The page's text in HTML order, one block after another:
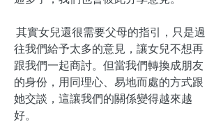
其實女兒還很需要父母的指引，只是過
往我們給予太多的意見，讓女兒不想再
跟我們一起商討。但當我們轉換成朋友
的身份，用同理心、易地而處的方式跟
她交談，這讓我們的關係變得越來越
好。